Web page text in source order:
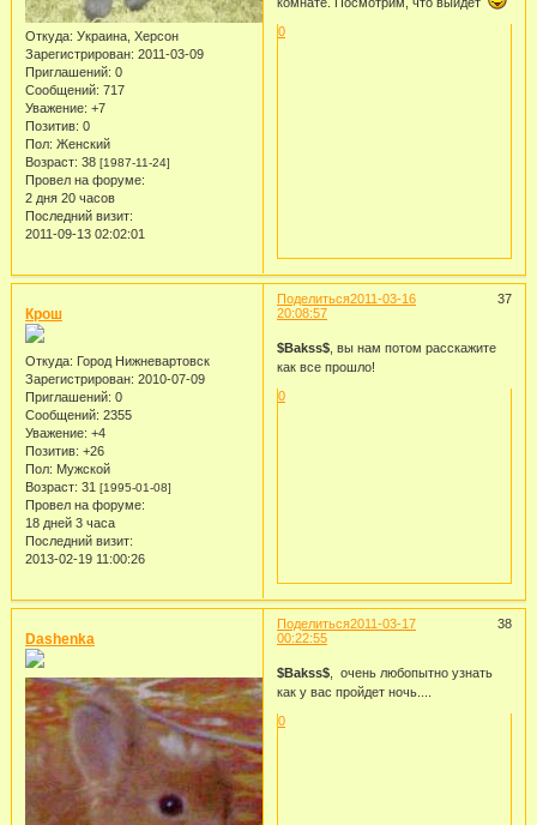
Откуда: Украина, Херсон
Зарегистрирован: 2011-03-09
Приглашений: 0
Сообщений: 717
Уважение: +7
Позитив: 0
Пол: Женский
Возраст: 38 [1987-11-24]
Провел на форуме:
2 дня 20 часов
Последний визит:
2011-09-13 02:02:01
0
Поделиться 37
2011-03-16
20:08:57
Крош
Откуда: Город Нижневартовск
Зарегистрирован: 2010-07-09
Приглашений: 0
Сообщений: 2355
Уважение: +4
Позитив: +26
Пол: Мужской
Возраст: 31 [1995-01-08]
Провел на форуме:
18 дней 3 часа
Последний визит:
2013-02-19 11:00:26
$Bakss$, вы нам потом расскажите
как все прошло!
0
Поделиться 38
2011-03-17
00:22:55
Dashenka
$Bakss$, очень любопытно узнать
как у вас пройдет ночь....
0